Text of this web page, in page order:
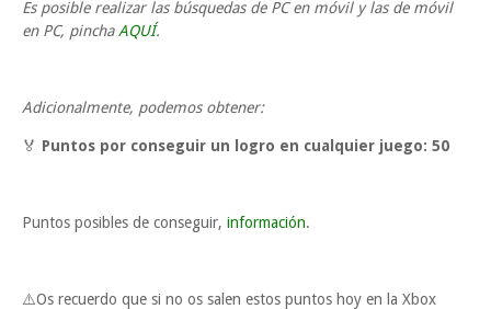
Es posible realizar las búsquedas de PC en móvil y las de móvil
en PC, pinchaAQUÍ.
Adicionalmente, podemos obtener:
🏅 Puntos por conseguir un logro en cualquier juego: 50
Puntos posibles de conseguir, información.
⚠️Os recuerdo que si no os salen estos puntos hoy en la Xbox